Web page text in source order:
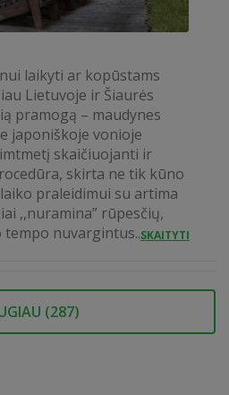
laikyti ar kopūstams
Lietuvoje ir Šiaurės
pramogą – maudynes
japoniškoje vonioje
skaičiuojanti ir
skirta ne tik kūno
praleidimui su artima
,,nuramina” rūpesčių,
nuvargintus...SKAITYTI
(287)